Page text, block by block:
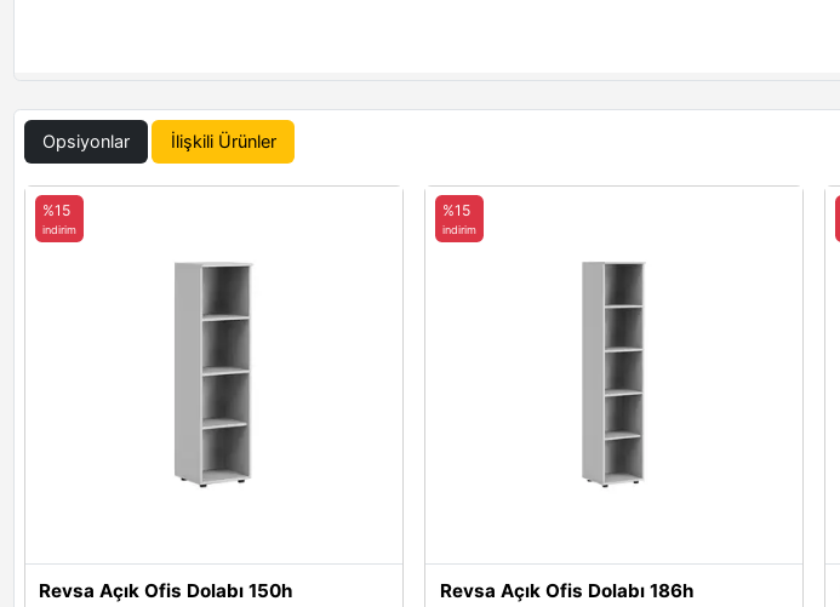
Opsiyonlar İlişkili Ürünler
Revsa Açık Ofis Dolabı 150h
%15
indirim
Revsa Açık Ofis Dolabı 186h
%15
indirim